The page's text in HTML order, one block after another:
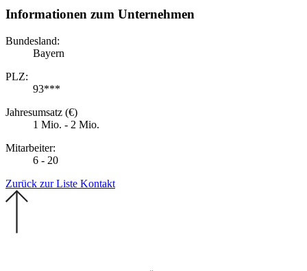
Informationen zum Unternehmen
Bundesland:
Bayern
PLZ:
93***
Jahresumsatz (€)
1 Mio. - 2 Mio.
Mitarbeiter:
6 - 20
Zurück zur Liste Kontakt